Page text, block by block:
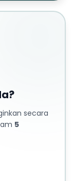
secara
5